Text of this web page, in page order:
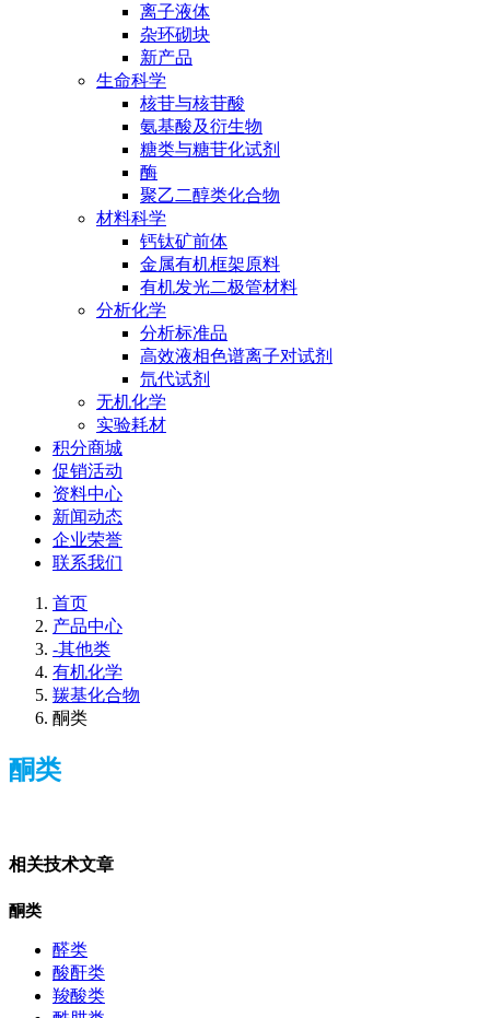
离子液体
杂环砌块
新产品
生命科学
核苷与核苷酸
氨基酸及衍生物
糖类与糖苷化试剂
酶
聚乙二醇类化合物
材料科学
钙钛矿前体
金属有机框架原料
有机发光二极管材料
分析化学
分析标准品
高效液相色谱离子对试剂
氘代试剂
无机化学
实验耗材
积分商城
促销活动
资料中心
新闻动态
企业荣誉
联系我们
首页
产品中心
-其他类
有机化学
羰基化合物
酮类
酮类
相关技术文章
酮类
醛类
酸酐类
羧酸类